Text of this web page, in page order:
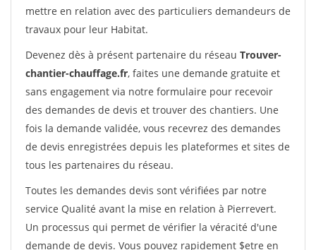
mettre en relation avec des particuliers demandeurs de
travaux pour leur Habitat.
Devenez dès à présent partenaire du réseau Trouver-
chantier-chauffage.fr, faites une demande gratuite et
sans engagement via notre formulaire pour recevoir
des demandes de devis et trouver des chantiers. Une
fois la demande validée, vous recevrez des demandes
de devis enregistrées depuis les plateformes et sites de
tous les partenaires du réseau.
Toutes les demandes devis sont vérifiées par notre
service Qualité avant la mise en relation à Pierrevert.
Un processus qui permet de vérifier la véracité d'une
demande de devis. Vous pouvez rapidement $etre en